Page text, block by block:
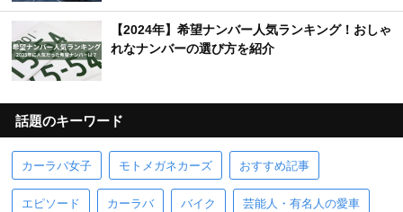
【2024年】希望ナンバー人気ランキング！おしゃ
れなナンバーの選び方を紹介
話題のキーワード
カーラバ女子 モトメガネカーズ おすすめ記事
エピソード カーラバ バイク 芸能人・有名人の愛車